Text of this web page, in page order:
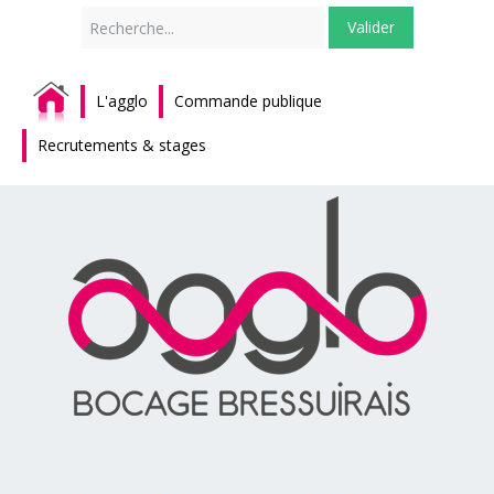
Valider
L'agglo Commande publique
Recrutements & stages